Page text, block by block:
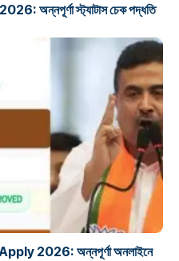
স্ট্যাটাস চেক পদ্ধতি
2026: অন্নপূর্ণা অনলাইনে